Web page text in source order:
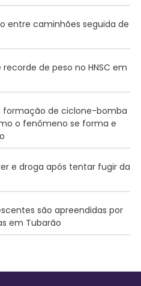
entre caminhões seguida de
de peso no HNSC em
formação de ciclone-bomba
o fenômeno se forma e
e droga após tentar fugir da
são apreendidas por
em Tubarão